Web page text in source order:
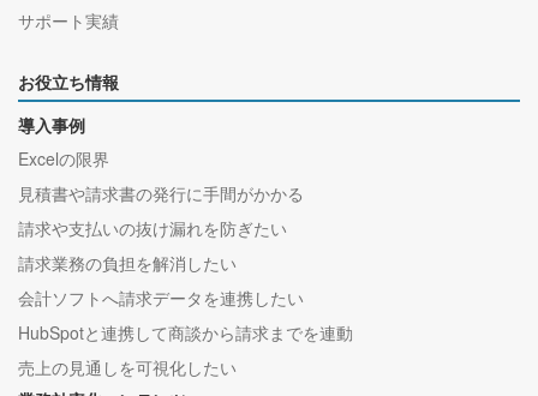
サポート実績
お役立ち情報
導入事例
Excelの限界
見積書や請求書の発行に手間がかかる
請求や支払いの抜け漏れを防ぎたい
請求業務の負担を解消したい
会計ソフトへ請求データを連携したい
HubSpotと連携して商談から請求までを連動
売上の見通しを可視化したい